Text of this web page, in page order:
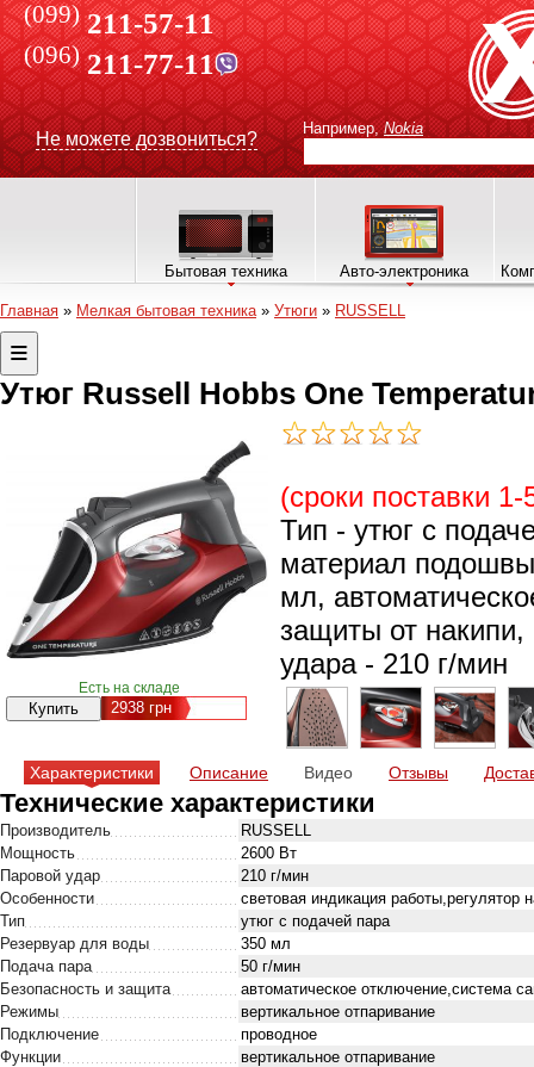
(099) 211-57-11
(096)211-77-11
Не можете дозвониться?
Например, Nokia
Бытовая техника Авто-электроника
Главная » Мелкая бытовая техника» Утюги » RUSSELL
Утюг Russell Hobbs One
Есть на складе
2938 грн
(сроки поставки
Тип - утюг с
материал
мл,
защиты от накипи,
удара - 210 г/мин
Характеристики Описание Видео Отзывы
Технические характеристики
Производитель
RUSSELL
Мощность
2600 Вт
Паровой удар
210 г/мин
Особенности
световая индикация работы,регулятор
Тип
утюг с подачей пара
Резервуар для воды
350 мл
Подача пара
50 г/мин
Безопасность и защита
автоматическое отключение,система
Режимы
вертикальное отпаривание
Подключение
проводное
Функции
вертикальное отпаривание